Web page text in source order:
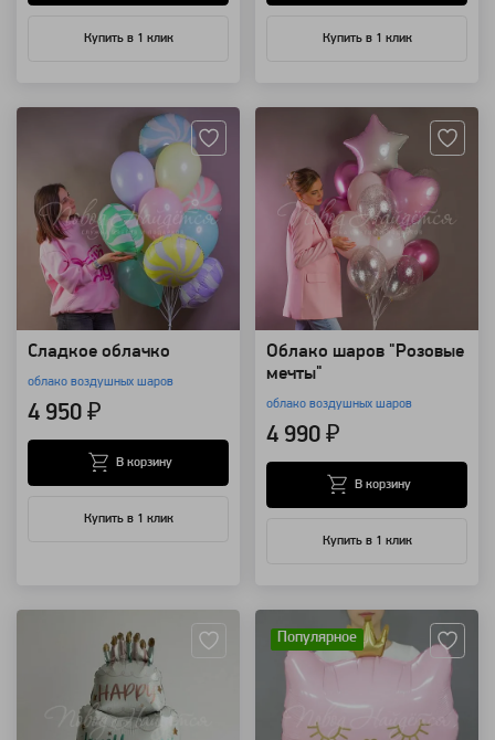
Купить в 1 клик Купить в 1 клик
Сладкое облачко
облако воздушных шаров
4 950 ₽
Купить в 1 клик
В корзину
Облако шаров "Розовые
мечты"
облако воздушных шаров
4 990 ₽
Купить в 1 клик
В корзину
Популярное